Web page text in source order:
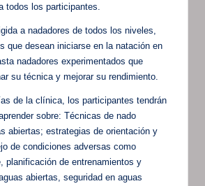
todos los participantes.
a nadadores de todos los niveles,
que desean iniciarse en la natación en
nadadores experimentados que
su técnica y mejorar su rendimiento.
de la clínica, los participantes tendrán
sobre: Técnicas de nado
abiertas; estrategias de orientación y
de condiciones adversas como
planificación de entrenamientos y
abiertas, seguridad en aguas